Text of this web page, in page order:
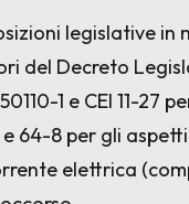
legislative
del Decreto
1 e CEI 11-
e 64-8 per gli
elettrica